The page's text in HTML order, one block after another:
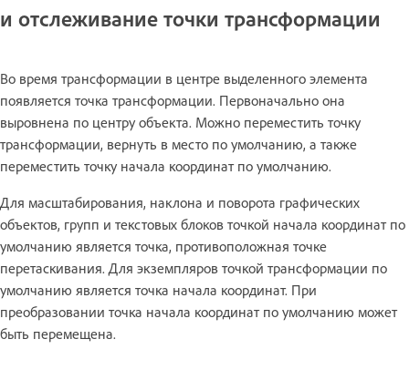
и отслеживание точки трансформации
Во время трансформации в центре выделенного элемента
появляется точка трансформации. Первоначально она
выровнена по центру объекта. Можно переместить точку
трансформации, вернуть в место по умолчанию, а также
переместить точку начала координат по умолчанию.
Для масштабирования, наклона и поворота графических
объектов, групп и текстовых блоков точкой начала координат по
умолчанию является точка, противоположная точке
перетаскивания. Для экземпляров точкой трансформации по
умолчанию является точка начала координат. При
преобразовании точка начала координат по умолчанию может
быть перемещена.